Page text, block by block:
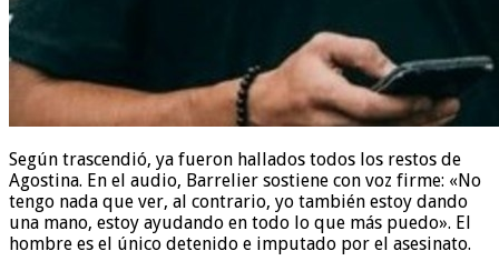
Según trascendió, ya fueron hallados todos los restos de
Agostina. En el audio, Barrelier sostiene con voz firme: «No
tengo nada que ver, al contrario, yo también estoy dando
una mano, estoy ayudando en todo lo que más puedo». El
hombre es el único detenido e imputado por el asesinato.